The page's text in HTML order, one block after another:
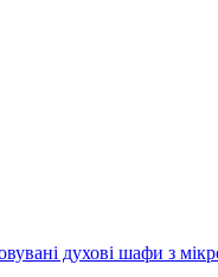
духові шафи з